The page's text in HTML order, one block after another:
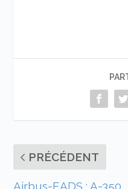
PRÉCÉDENT
Airbus-EADS : A-350